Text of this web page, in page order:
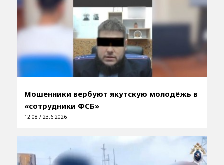
Мошенники вербуют якутскую молодёжь в
«сотрудники ФСБ»
12:08 / 23.6.2026